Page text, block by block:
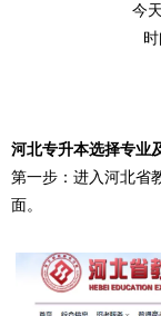
今
河北专升本选择专业
第一步：进入河北省
面。